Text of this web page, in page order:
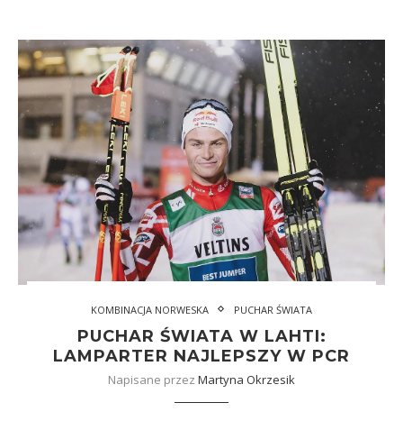
KOMBINACJA NORWESKA PUCHAR ŚWIATA
PUCHAR ŚWIATA W LAHTI:
LAMPARTER NAJLEPSZY W PCR
Napisane przez Martyna Okrzesik